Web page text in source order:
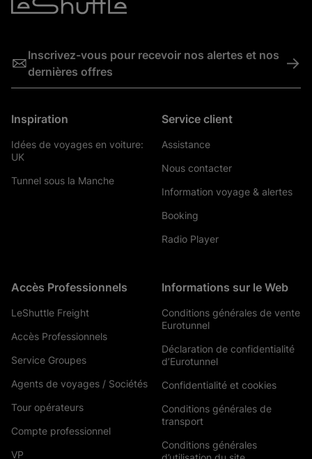
Inscrivez-vous pour recevoir nos alertes et nos
dernières offres
->
Inspiration
Idées de voyages en voiture:
UK
Tunnel sous la Manche
Service client
Assistance
Nous contacter
Information voyage & alertes
Booking
Radio Player
Accès Professionnels
LeShuttle Freight
Accès Professionnels
Service Groupes
Agents de voyages / Sociétés
Tour opérateurs
Compte professionnel
VP
Informations sur le Web
Conditions générales de vente
Eurotunnel
Déclaration de confidentialité
d’Eurotunnel
Confidentialité et cookies
Conditions générales de
transport
Conditions générales